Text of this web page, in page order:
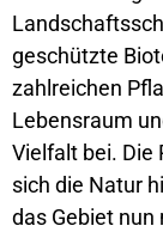
geschützte
zahlreichen
Lebensraum
Vielfalt bei. Die
sich die Natur
das Gebiet nun